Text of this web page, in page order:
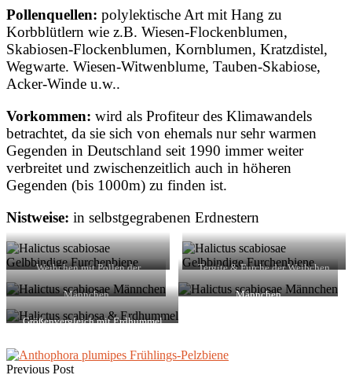
Pollenquellen: polylektische Art mit Hang zu
Korbblütlern wie z.B. Wiesen-Flockenblumen,
Skabiosen-Flockenblumen, Kornblumen, Kratzdistel,
Wegwarte. Wiesen-Witwenblume, Tauben-Skabiose,
Acker-Winde u.w..
Vorkommen: wird als Profiteur des Klimawandels
betrachtet, da sie sich von ehemals nur sehr warmen
Gegenden in Deutschland seit 1990 immer weiter
verbreitet und zwischenzeitlich auch in höheren
Gegenden (bis 1000m) zu finden ist.
Nistweise: in selbstgegrabenen Erdnestern
Weibchen mit Pollen der
Mazedonischen Witwenblume
Tergite & Furche der Weibchen
Männchen Männchen
Größenvergleich mit Erdhummel
Previous Post